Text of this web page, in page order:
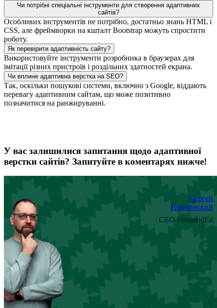
Чи потрібні спеціальні інструменти для створення адаптивних
сайтів?
Особливих інструментів не потрібно, достатньо знань HTML і
CSS, але фреймворки на кшталт Bootstrap можуть спростити
роботу.
Як перевірити адаптивність сайту?
Використовуйте інструменти розробника в браузерах для
імітації різних пристроїв і роздільних здатностей екрана.
Чи вплине адаптивна верстка на SEO?
Так, оскільки пошукові системи, включно з Google, віддають
перевагу адаптивним сайтам, що може позитивно
позначитися на ранжируванні.
У вас залишилися запитання щодо адаптивної
верстки сайтів? Запитуйте в коментарях нижче!
Сергей
Немчинский
CEO FoxmindEd